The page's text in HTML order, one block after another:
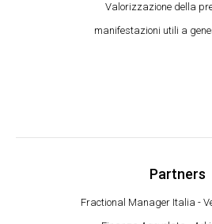
Valorizzazione della
manifestazioni utili a
Partners
Fractional Manager Italia -